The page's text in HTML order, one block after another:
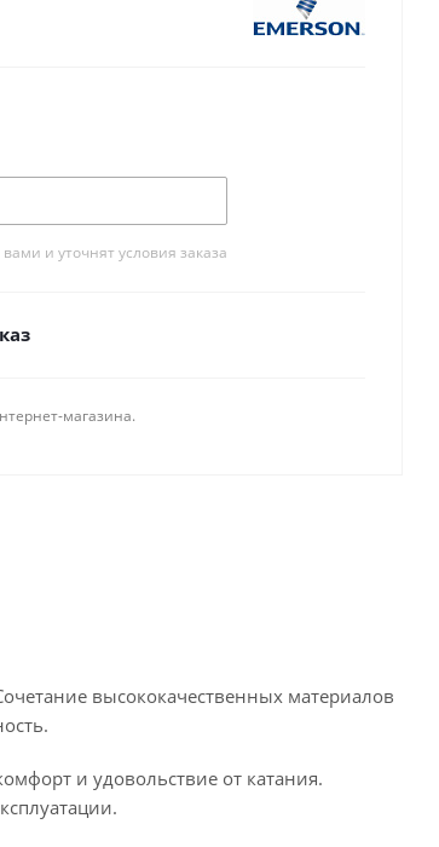
и уточнят условия заказа
магазина.
высококачественных материалов
и удовольствие от катания.